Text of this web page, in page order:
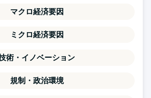
マクロ経済要因
ミクロ経済要因
術・イノベーション
規制・政治環境